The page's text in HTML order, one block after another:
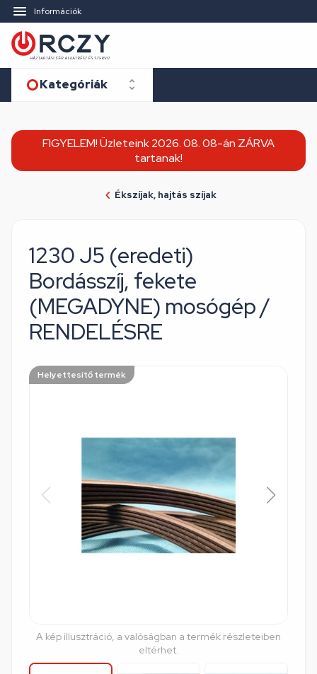
Információk
Kategóriák
FIGYELEM! Üzleteink 2026. 08. 08-án ZÁRVA
tartanak!
Ékszíjak, hajtás szíjak
1230 J5 (eredeti)
Bordásszíj, fekete
(MEGADYNE) mosógép /
RENDELÉSRE
A kép illusztráció, a valóságban a termék részleteiben
eltérhet.
Helyettesítő termék